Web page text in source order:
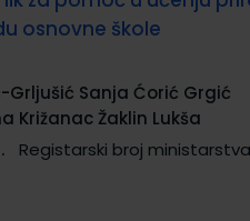
osnovne škole
Sanja Ćorić Grgić
Križanac Žaklin Lukša
Registarski broj